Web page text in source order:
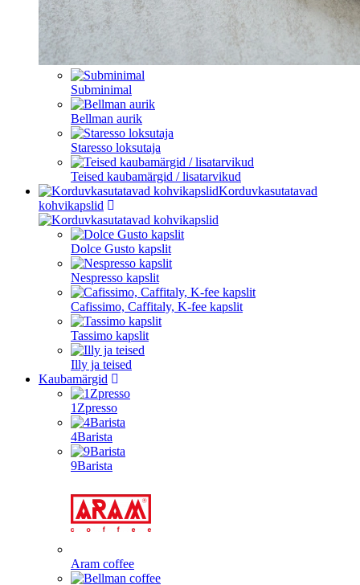
Subminimal
Bellman aurik
Staresso loksutaja
Teised kaubamärgid / lisatarvikud
Korduvkasutatavad
kohvikapslid
Dolce Gusto kapslit
Nespresso kapslit
Cafissimo, Caffitaly, K-fee kapslit
Tassimo kapslit
Illy ja teised
Kaubamärgid
1Zpresso
4Barista
9Barista
Aram coffee